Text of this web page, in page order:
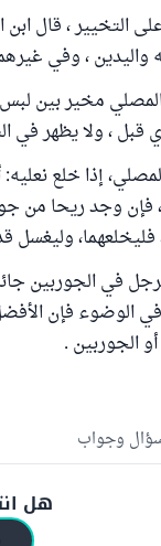
واليدين ، وفي
مخير بين
قبل ، ولا يظهر في
إذا خلع
وجد ريحا من
وليغسل
في الجوربين
الوضوء فإن
الجوربين .
وجواب
هل